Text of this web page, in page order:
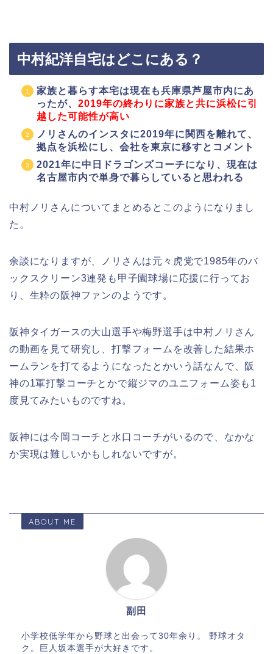
中村紀洋自宅はどこにある？
家族と暮らす本宅は現在も兵庫県芦屋市内にあ
ったが、 2019年の終わりに家族と共に浜松に引
越した可能性が高い
ノリさんのインスタに2019年に関西を離れて、
拠点を浜松にし、会社を東京に移すとコメント
2021年に中日ドラゴンズコーチになり、現在は
名古屋市内で単身で暮らしていると思われる
中村ノリさんについてまとめるとこのようになりまし
た。
余談になりますが、ノリさんは元々虎党で1985年のバ
ックスクリーン3連発も甲子園球場に応援に行ってお
り、生粋の阪神ファンのようです。
阪神タイガースの大山選手や梅野選手は中村ノリさん
の動画を見て研究し、打撃フォームを改善した結果ホ
ームランを打てるようになったとかいう話なんで、阪
神の1軍打撃コーチとかで縦ジマのユニフォーム姿も1
度見てみたいものですね。
阪神には今岡コーチと水口コーチがいるので、なかな
か実現は難しいかもしれないですが。
ABOUT ME
副田
小学校低学年から野球と出会って30年余り。 野球オタ
ク。巨人坂本選手が大好きです。